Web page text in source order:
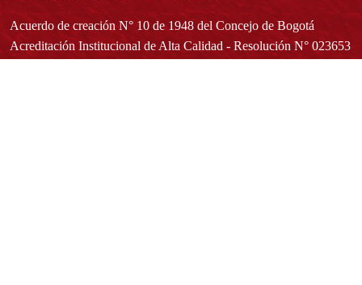
Acuerdo de creación N° 10 de 1948 del Concejo de Bogotá
Acreditación Institucional de Alta Calidad - Resolución N° 023653